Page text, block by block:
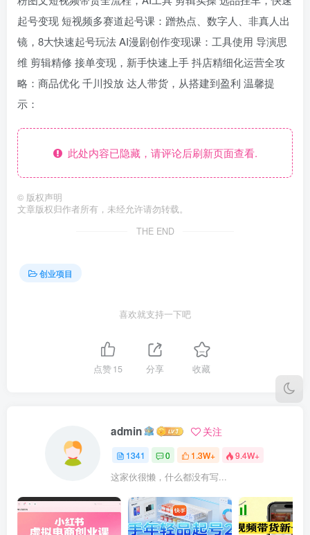
起号变现 短视频多赛道起号课：蹭热点、数字人、非真人出
镜，8大快速起号玩法 AI漫剧创作变现课：工具使用 导演思
维 剪辑精修 接单变现，新手快速上手 抖店精细化运营全攻
略：商品优化 千川投放 达人带货，从搭建到盈利 温馨提
示：
此处内容已隐藏，请评论后刷新页面查看.
© 版权声明
文章版权归作者所有，未经允许请勿转载。
THE END
创业项目
喜欢就支持一下吧
点赞15 分享 收藏
admin 关注
1341 0 1.3W+ 9.4W+
这家伙很懒，什么都没有写...